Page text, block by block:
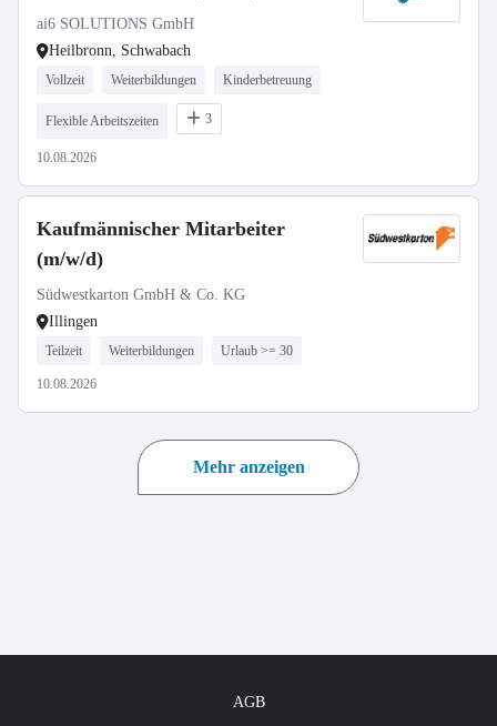
ai6 SOLUTIONS GmbH
Heilbronn, Schwabach
Vollzeit Weiterbildungen Kinderbetreuung
Flexible Arbeitszeiten 3
10.08.2026
Kaufmännischer Mitarbeiter
(m/w/d)
Südwestkarton GmbH & Co. KG
Illingen
Teilzeit Weiterbildungen Urlaub >= 30
10.08.2026
Mehr anzeigen
AGB